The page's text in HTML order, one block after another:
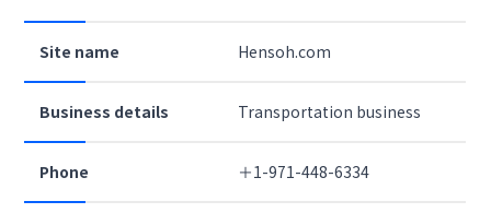
Site name Hensoh.com
Business details Transportation business
Phone ＋1-971-448-6334